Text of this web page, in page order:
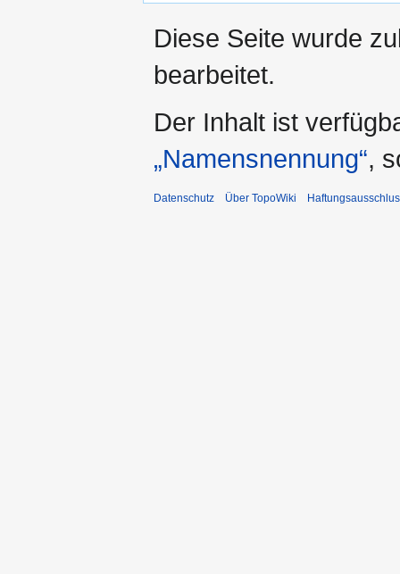
Diese Seite wurde
bearbeitet.
Der Inhalt ist
„Namensnennung“,
Datenschutz Über TopoWiki